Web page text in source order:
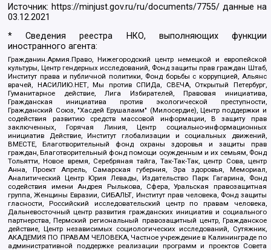
Источник: https://minjust.gov.ru/ru/documents/7755/ данные на
03.12.2021
* Сведения реестра НКО, выполняющих функции
иностранного агента:
Гражданин.Армия.Право, Нижегородский центр немецкой и европейской
культуры, Центр гендерных исследований, Фонд защиты прав граждан Штаб,
Институт права и публичной политики, Фонд борьбы с коррупцией, Альянс
врачей, НАСИЛИЮ.НЕТ, Мы против СПИДа, СВЕЧА, Открытый Петербург,
Гуманитарное действие, Лига Избирателей, Правовая инициатива,
Гражданская инициатива против экологической преступности,
Гражданский Союз, "Хасдей Ерушалаим" (Милосердие), Центр поддержки и
содействия развитию средств массовой информации, В защиту прав
заключенных, Горячая Линия, Центр социально-информационных
инициатив Действие, Институт глобализации и социальных движений,
ВМЕСТЕ, Благотворительный фонд охраны здоровья и защиты прав
граждан, Благотворительный фонд помощи осужденным и их семьям, Фонд
Тольятти, Новое время, Серебряная тайга, Так-Так-Так, центр Сова, центр
Анна, Проект Апрель, Самарская губерния, Эра здоровья, Мемориал,
Аналитический Центр Юрия Левады, Издательство Парк Гагарина, Фонд
содействия имени Андрея Рылькова, Сфера, Уральская правозащитная
группа, Женщины Евразии, СИБАЛЬТ, Институт прав человека, Фонд защиты
гласности, Российский исследовательский центр по правам человека,
Дальневосточный центр развития гражданских инициатив и социального
партнерства, Пермский региональный правозащитный центр, Гражданское
действие, Центр независимых социологических исследований, Сутяжник,
АКАДЕМИЯ ПО ПРАВАМ ЧЕЛОВЕКА, Частное учреждение в Калининграде по
административной поддержке реализации программ и проектов Совета